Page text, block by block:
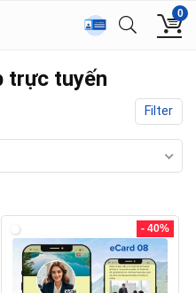
0
trực tuyến
Filter
- 40%